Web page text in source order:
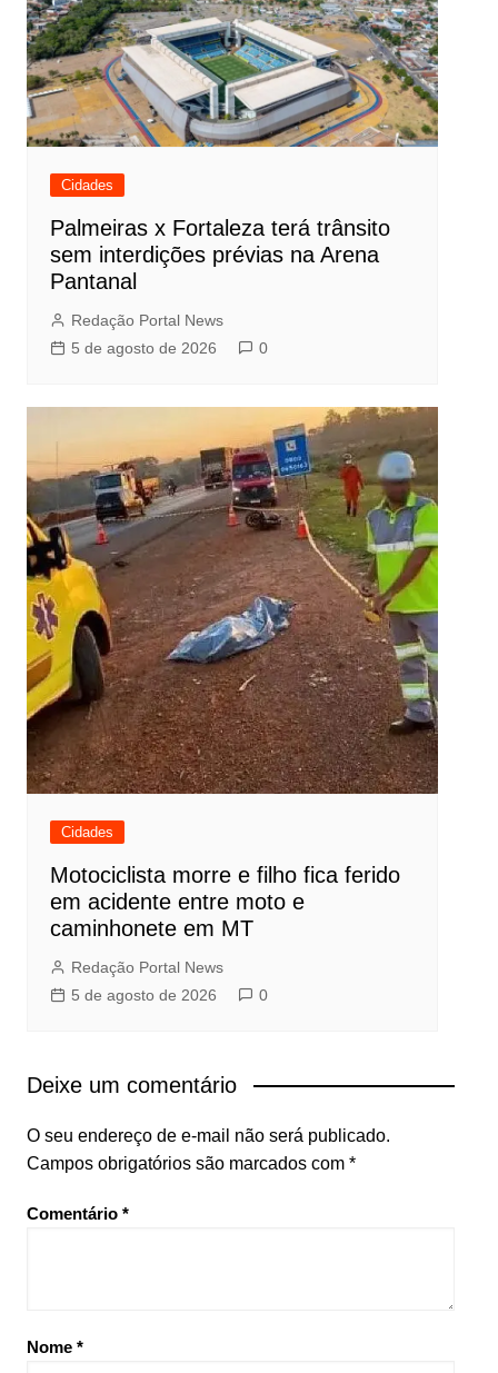
Cidades
Palmeiras x Fortaleza terá trânsito
sem interdições prévias na Arena
Pantanal
Redação Portal News
5 de agosto de 2026
0
Cidades
Motociclista morre e filho fica ferido
em acidente entre moto e
caminhonete em MT
Redação Portal News
5 de agosto de 2026
0
Deixe um comentário
O seu endereço de e-mail não será publicado.
Campos obrigatórios são marcados com *
Comentário *
Nome *